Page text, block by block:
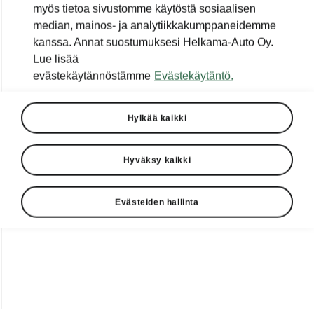
myös tietoa sivustomme käytöstä sosiaalisen
median, mainos- ja analytiikkakumppaneidemme
kanssa. Annat suostumuksesi Helkama-Auto Oy.
Lue lisää
evästekäytännöstämme Evästekäytäntö.
Hylkää kaikki
Hyväksy kaikki
Evästeiden hallinta